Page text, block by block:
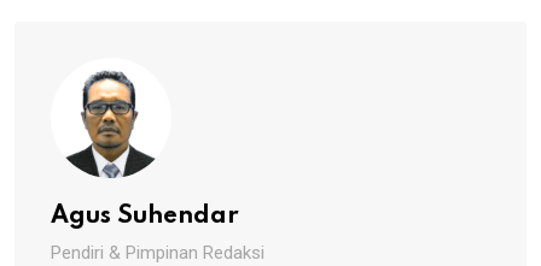
Agus Suhendar
Pendiri & Pimpinan Redaksi